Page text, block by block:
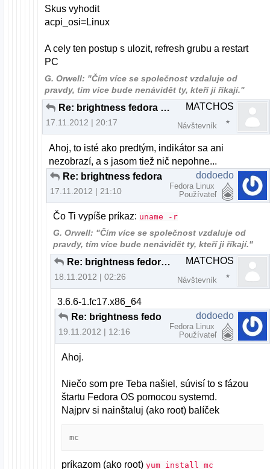
Skus vyhodit
acpi_osi=Linux
A cely ten postup s ulozit, refresh grubu a restart
PC
G. Orwell: "Čím více se společnost vzdaluje od
pravdy, tím více bude nenávidět ty, kteří ji říkají."
Re: brightness fedora nefunkcne fn klavesy
17.11.2012 | 20:17
MATCHOS
Návštevník
Ahoj, to isté ako predtým, indikátor sa ani
nezobrazí, a s jasom tiež nič nepohne...
17.11.2012 | 21:10
dodoedo
Fedora Linux
Používateľ
Čo Ti vypíše príkaz: uname -r
G. Orwell: "Čím více se společnost vzdaluje od
pravdy, tím více bude nenávidět ty, kteří ji říkají."
Re: brightness fedora nefunkcne fn klavesy
18.11.2012 | 02:26
MATCHOS
Návštevník
3.6.6-1.fc17.x86_64
19.11.2012 | 12:16
dodoedo
Fedora Linux
Používateľ
Ahoj.
Niečo som pre Teba našiel, súvisí to s fázou
štartu Fedora OS pomocou systemd.
Najprv si nainštaluj (ako root) balíček
mc
príkazom (ako root)yum install mc